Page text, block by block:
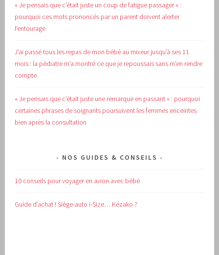
« Je pensais que c’était juste un coup de fatigue passager » :
pourquoi ces mots prononcés par un parent doivent alerter
l’entourage
J’ai passé tous les repas de mon bébé au mixeur jusqu’à ses 11
mois : la pédiatre m’a montré ce que je repoussais sans m’en rendre
compte
« Je pensais que c’était juste une remarque en passant » : pourquoi
certaines phrases de soignants poursuivent les femmes enceintes
bien après la consultation
NOS GUIDES & CONSEILS
10 conseils pour voyager en avion avec bébé
Guide d’achat !Siège-auto i-Size… Kézako ?